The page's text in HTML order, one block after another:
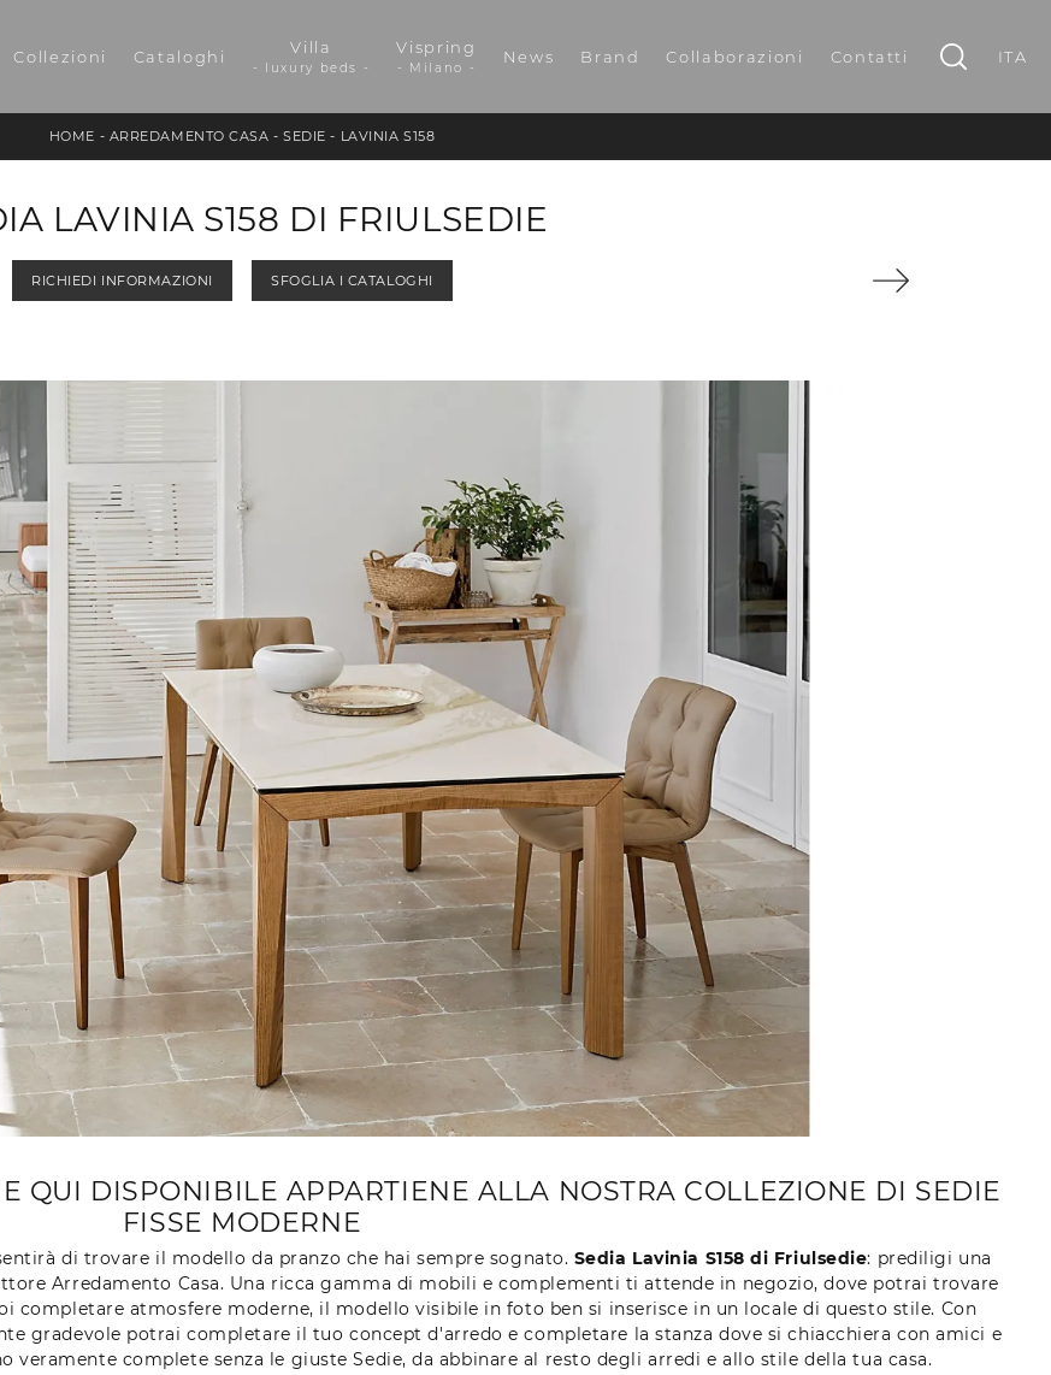
Collezioni Cataloghi Villa
- luxury beds -
Vispring
- Milano -
News Brand Collaborazioni Contatti ITA
HOME - ARREDAMENTO CASA -SEDIE - LAVINIA S158
LAVINIA S158 DI FRIULSEDIE
RICHIEDI INFORMAZIONI SFOGLIA I CATALOGHI
QUI DISPONIBILE APPARTIENE ALLA NOSTRA COLLEZIONE DI SEDIE
FISSE MODERNE
di trovare il modello da pranzo che hai sempre sognato. Sedia Lavinia S158 di Friulsedie: prediligi una
Arredamento Casa. Una ricca gamma di mobili e complementi ti attende in negozio, dove potrai trovare
completare atmosfere moderne, il modello visibile in foto ben si inserisce in un locale di questo stile. Con
gradevole potrai completare il tuo concept d'arredo e completare la stanza dove si chiacchiera con amici e
veramente complete senza le giuste Sedie, da abbinare al resto degli arredi e allo stile della tua casa.